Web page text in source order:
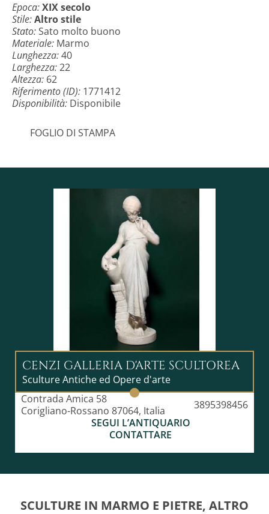
Epoca:XIX secolo
Stile:Altro stile
Stato:Sato molto buono
Materiale: Marmo
Lunghezza:40
Larghezza:22
Altezza: 62
Riferimento (ID): 1771412
Disponibilità: Disponibile
FOGLIO DI STAMPA
CENZI GALLERIA D'ARTE SCULTOREA
Sculture Antiche ed Opere d'arte
Contrada Amica 58
Corigliano-Rossano 87064, Italia
3895398456
SEGUI L’ANTIQUARIO
CONTATTARE
SCULTURE IN MARMO E PIETRE, ALTRO